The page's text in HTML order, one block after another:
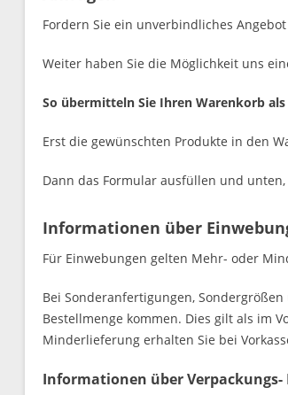
Fordern Sie ein unverbindliches
Weiter haben Sie die Möglichkeit uns
So übermitteln Sie Ihren Warenkorb als
Erst die gewünschten Produkte in den
Dann das Formular ausfüllen und
Informationen über
Für Einwebungen gelten Mehr- oder
Bei Sonderanfertigungen,
Bestellmenge kommen. Dies gilt als im
Minderlieferung erhalten Sie bei
Informationen über